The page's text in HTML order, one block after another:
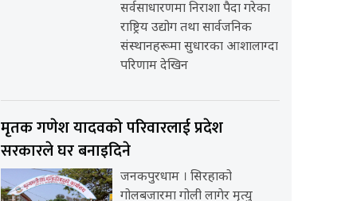
सर्वसाधारणमा निराशा पैदा गरेका
राष्ट्रिय उद्योग तथा सार्वजनिक
संस्थानहरूमा सुधारका आशालाग्दा
परिणाम देखिन
मृतक गणेश यादवको परिवारलाई प्रदेश
सरकारले घर बनाइदिने
जनकपुरधाम । सिरहाको
गोलबजारमा गोली लागेर मृत्यु